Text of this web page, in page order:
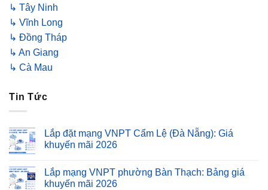
↳ Tây Ninh
↳ Vĩnh Long
↳ Đồng Tháp
↳ An Giang
↳ Cà Mau
Tin Tức
Lắp đặt mạng VNPT Cẩm Lệ (Đà Nẵng): Giá
khuyến mãi 2026
Lắp mạng VNPT phường Bàn Thạch: Bảng giá
khuyến mãi 2026